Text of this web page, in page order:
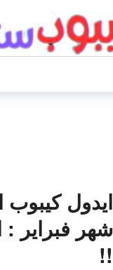
ايدول كيبوب
!!